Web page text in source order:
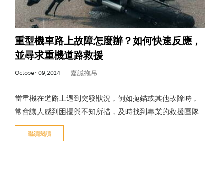
重型機車路上故障怎麼辦？如何快速反應，
並尋求重機道路救援
October 09,2024 嘉誠拖吊
當重機在道路上遇到突發狀況，例如拋錨或其他故障時，
常會讓人感到困擾與不知所措，及時找到專業的救援團隊
相當重要。本篇文章將介紹如何選擇可靠的道路救援團
隊，以確保重機安全、快速地脫離困境。我們將特別介紹
繼續閱讀